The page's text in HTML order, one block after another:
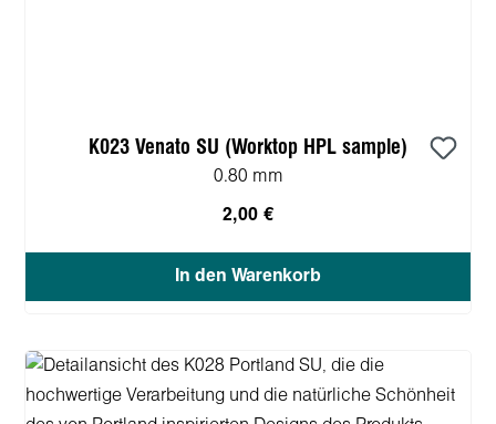
K023 Venato SU (Worktop HPL sample)
0.80 mm
2,00 €
In den Warenkorb